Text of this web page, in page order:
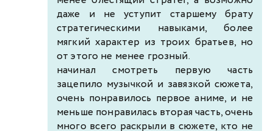
даже и не уступит старшему брату
стратегическими навыками, более
мягкий характер из троих братьев, но
от этого не менее грозный.
начинал смотреть первую часть
зацепило музычкой и завязкой сюжета,
очень понравилось первое аниме, и не
меньше понравилась вторая часть, очень
много всего раскрыли в сюжете, кто не